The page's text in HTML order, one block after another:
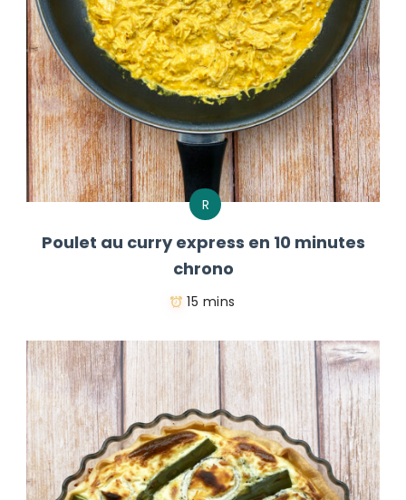
R
Poulet au curry express en 10 minutes
chrono
15 mins